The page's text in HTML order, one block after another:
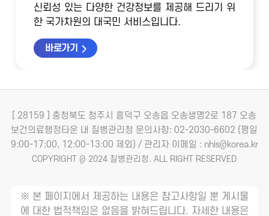
신뢰성 있는 다양한 건강정보를 제공해 드리기 위
한 국가차원의 대국민 서비스입니다.
바로가기
[ 28159 ] 충청북도 청주시 흥덕구 오송읍 오송생명2로 187 오송
보건의료행정타운 내 질병관리청 문의사항: 02-2030-6602 (평일
9:00-17:00, 12:00-13:00 제외) / 관리자 이메일 : nhis@korea.kr
COPYRIGHT @ 2024 질병관리청. ALL RIGHT RESERVED
※ 본 페이지에서 제공하는 내용은 참고사항일 뿐 게시물
에 대한 법적책임은 없음을 밝혀드립니다. 자세한 내용은